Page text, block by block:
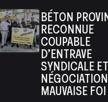
BÉTON
RECONNUE
COUPABLE
D’ENTRAVE
SYNDICALE
MAUVAISE FOI